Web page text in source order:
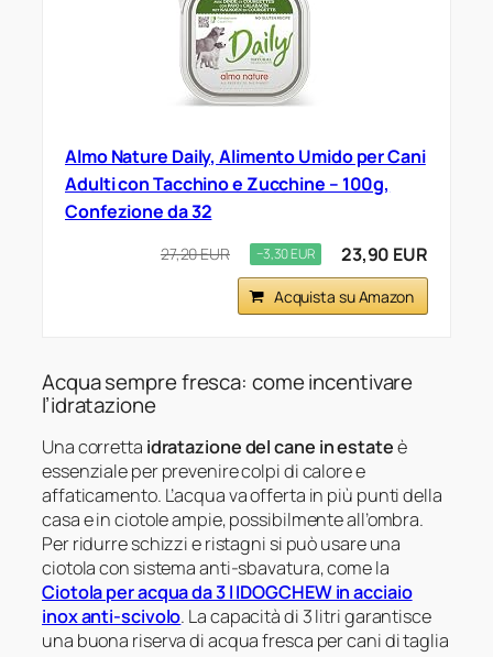
Almo Nature Daily, Alimento Umido per Cani
Adulti con Tacchino e Zucchine – 100g,
Confezione da 32
27,20 EUR −3,30 EUR 23,90 EUR
Acquista su Amazon
Acqua sempre fresca: come incentivare
l’idratazione
Una corretta idratazione del cane in estateè
essenziale per prevenire colpi di calore e
affaticamento. L’acqua va offerta in più punti della
casa e in ciotole ampie, possibilmente all’ombra.
Per ridurre schizzi e ristagni si può usare una
ciotola con sistema anti-sbavatura, come la
Ciotola per acqua da 3 l IDOGCHEW in acciaio
inox anti-scivolo. La capacità di 3 litri garantisce
una buona riserva di acqua fresca per cani di taglia